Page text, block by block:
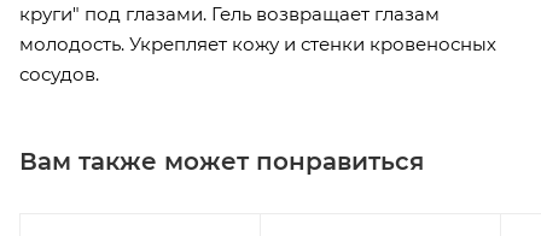
круги" под глазами. Гель возвращает глазам
молодость. Укрепляет кожу и стенки кровеносных
сосудов.
Вам также может понравиться